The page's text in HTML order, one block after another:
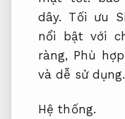
dây. Tối ưu
nổi bật với
ràng, Phù
và dễ sử dụng.
Hệ thống.